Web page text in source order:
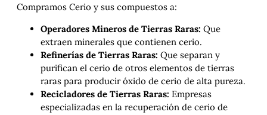
Compramos Cerio y sus compuestos a:
Operadores Mineros de Tierras Raras: Que
extraen minerales que contienen cerio.
Refinerías de Tierras Raras: Que separan y
purifican el cerio de otros elementos de tierras
raras para producir óxido de cerio de alta pureza.
Recicladores de Tierras Raras: Empresas
especializadas en la recuperación de cerio de